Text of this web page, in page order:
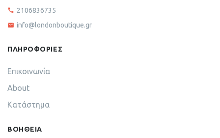
2106836735
info@londonboutique.gr
ΠΛΗΡΟΦΟΡΙΕΣ
Επικοινωνία
About
Κατάστημα
ΒΟΗΘΕΙΑ